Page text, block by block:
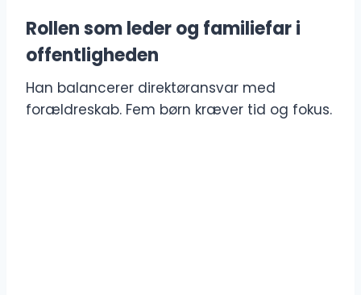
Rollen som leder og familiefar i
offentligheden
Han balancerer direktøransvar med
forældreskab. Fem børn kræver tid og fokus.